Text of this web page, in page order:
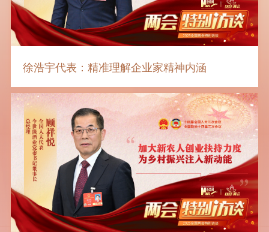
徐浩宇代表：精准理解企业家精神内涵